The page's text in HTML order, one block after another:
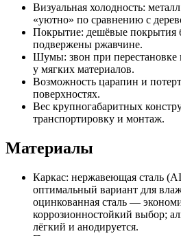
Визуальная холодность:
«уютно» по сравнению с
Покрытие: дешёвые покрытия
подвержены ржавчине.
Шумы: звон при перестановке
у мягких материалов.
Возможность царапин и
поверхностях.
Вес крупногабаритных
транспортировку и монтаж.
Материалы
Каркас: нержавеющая сталь
оптимальный вариант для
оцинкованная сталь —
коррозионностойкий выбор;
лёгкий и анодируется.